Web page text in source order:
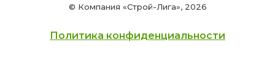
© Компания «Строй-Лига», 2026
Политика конфиденциальности